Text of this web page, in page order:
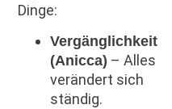
Dinge:
Vergänglichkeit
(Anicca) – Alles
verändert sich
ständig.